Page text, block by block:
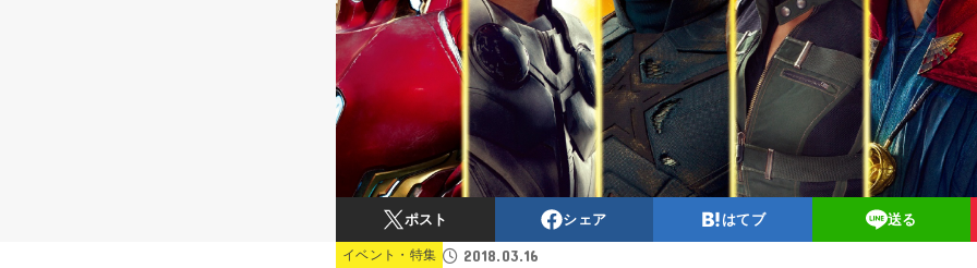
ポスト シェア はてブ 送る
イベント・特集 2018.03.16